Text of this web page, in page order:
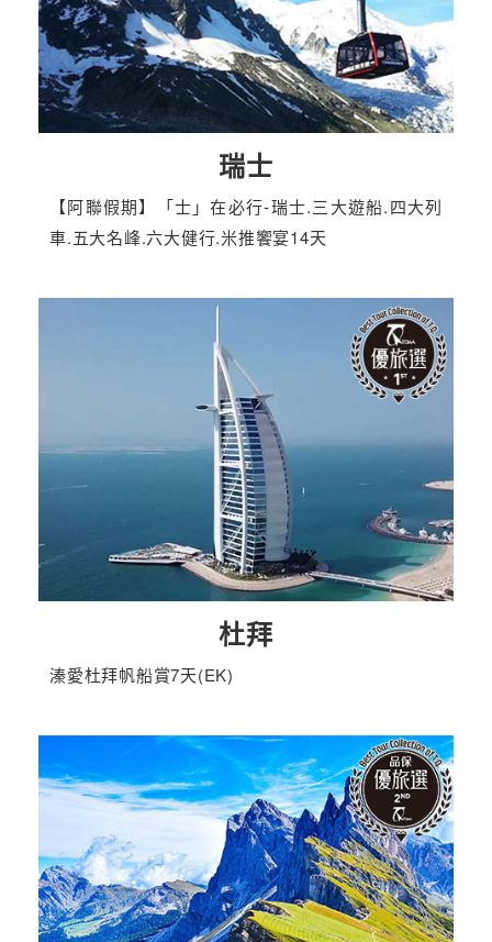
瑞士
【阿聯假期】「士」在必行-瑞士.三大遊船.四大列
車.五大名峰.六大健行.米推饗宴14天
杜拜
溱愛杜拜帆船賞7天(EK)